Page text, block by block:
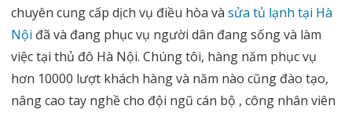
chuyên cung cấp dịch vụ điều hòa và sửa tủ lạnh tại Hà
Nội đã và đang phục vụ người dân đang sống và làm
việc tại thủ đô Hà Nội. Chúng tôi, hàng năm phục vụ
hơn 10000 lượt khách hàng và năm nào cũng đào tạo,
nâng cao tay nghề cho đội ngũ cán bộ , công nhân viên